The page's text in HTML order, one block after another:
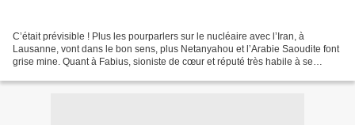
C’était prévisible ! Plus les pourparlers sur le nucléaire avec l’Iran, à
Lausanne, vont dans le bon sens, plus Netanyahou et l’Arabie Saoudite font
grise mine. Quant à Fabius, sioniste de cœur et réputé très habile à se